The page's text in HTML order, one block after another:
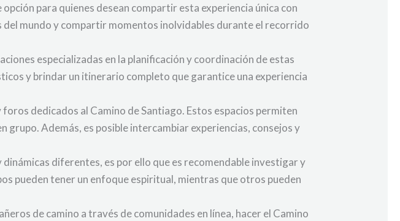
para quienes desean compartir esta experiencia única con
mundo y compartir momentos inolvidables durante el recorrido
especializadas en la planificación y coordinación de estas
y brindar un itinerario completo que garantice una experiencia
dedicados al Camino de Santiago. Estos espacios permiten
Además, es posible intercambiar experiencias, consejos y
diferentes, es por ello que es recomendable investigar y
pueden tener un enfoque espiritual, mientras que otros pueden
de camino a través de comunidades en línea, hacer el Camino